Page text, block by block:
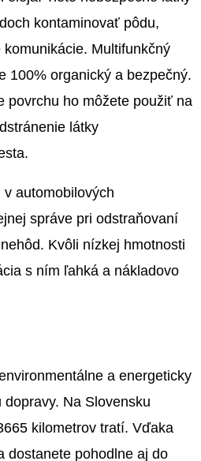
kontaminovať pôdu,
Multifunkčný
100% organický a bezpečný.
povrchu ho môžete použiť na
látky
automobilových
správe pri odstraňovaní
Kvôli nízkej hmotnosti
s ním ľahká a nákladovo
a energeticky
Na Slovensku
kilometrov tratí. Vďaka
dostanete pohodlne aj do